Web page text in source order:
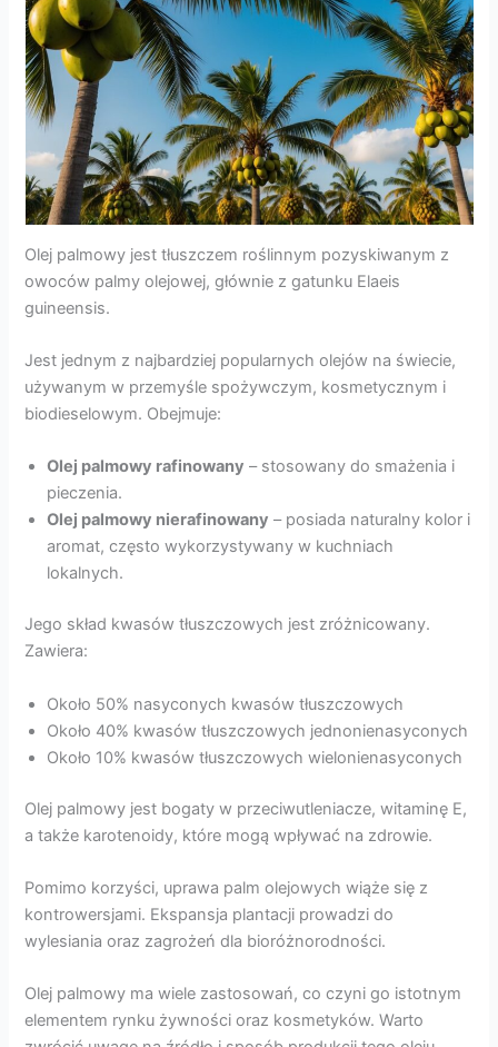
Olej palmowy jest tłuszczem roślinnym pozyskiwanym z
owoców palmy olejowej, głównie z gatunku Elaeis
guineensis.
Jest jednym z najbardziej popularnych olejów na świecie,
używanym w przemyśle spożywczym, kosmetycznym i
biodieselowym. Obejmuje:
Olej palmowy rafinowany – stosowany do smażenia i
pieczenia.
Olej palmowy nierafinowany – posiada naturalny kolor i
aromat, często wykorzystywany w kuchniach
lokalnych.
Jego skład kwasów tłuszczowych jest zróżnicowany.
Zawiera:
Około 50% nasyconych kwasów tłuszczowych
Około 40% kwasów tłuszczowych jednonienasyconych
Około 10% kwasów tłuszczowych wielonienasyconych
Olej palmowy jest bogaty w przeciwutleniacze, witaminę E,
a także karotenoidy, które mogą wpływać na zdrowie.
Pomimo korzyści, uprawa palm olejowych wiąże się z
kontrowersjami. Ekspansja plantacji prowadzi do
wylesiania oraz zagrożeń dla bioróżnorodności.
Olej palmowy ma wiele zastosowań, co czyni go istotnym
elementem rynku żywności oraz kosmetyków. Warto